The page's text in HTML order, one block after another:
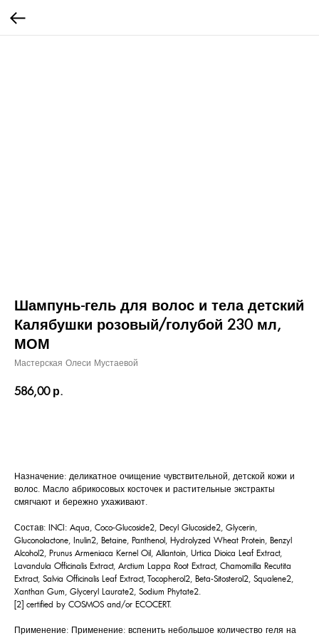
Шампунь-гель для волос и тела детский
Калябушки розовый/голубой 230 мл,
МОМ
Мастерская Олеси Мустаевой
586,00 р.
Назначение: деликатное очищение чувствительной, детской кожи и
волос. Масло абрикосовых косточек и растительные экстракты
смягчают и бережно ухаживают.
Состав: INCI: Aqua, Coco-Glucoside2, Decyl Glucoside2, Glycerin,
Gluconolactone, Inulin2, Betaine, Panthenol, Hydrolyzed Wheat Protein, Benzyl
Alcohol2, Prunus Armeniaca Kernel Oil, Allantoin, Urtica Dioica Leaf Extract,
Lavandula Officinalis Extract, Arctium Lappa Root Extract, Chamomilla Recutita
Extract, Salvia Officinalis Leaf Extract, Tocopherol2, Beta-Sitosterol2, Squalene2,
Xanthan Gum, Glyceryl Laurate2, Sodium Phytate2.
[2] certified by COSMOS and/or ECOCERT.
Применение: Применение: вспенить небольшое количество геля на